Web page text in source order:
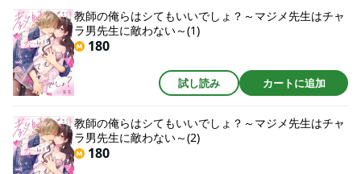
に熱くなって…なにこの気持ちよさ、風紀顧問としてしっかりしないとなの
に…っ
教師の俺らはシてもいいでしょ？～マジメ先生はチャ
ラ男先生に敵わない～(1)
180
試し読み カートに追加
教師の俺らはシてもいいでしょ？～マジメ先生はチャ
ラ男先生に敵わない～(2)
180